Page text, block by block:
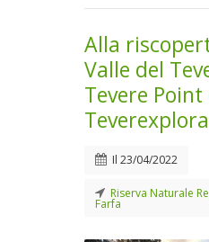
Alla
Valle del
Tevere Point
Teverexplora
Il 23/04/2022
Riserva Naturale
Farfa